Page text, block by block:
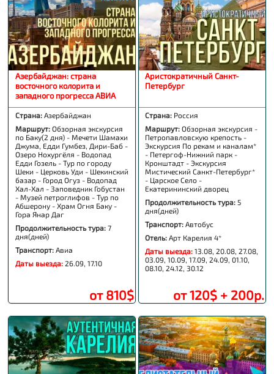
Азербайджан: страна
восточного колорита и
западного прогресса АВИА
Страна: Азербайджан
Маршрут: Обзорная экскурсия
по Баку(2 дня) - Мечети Шамахи
Джума, Едди Гумбез, Дири-Баб -
Озеро Нохургёля - Водопад
Едди Гозель - Тур по городу
Шеки - Церковь Уди - Шекинский
базар - Город Огуз - Водопад
Хал-Хал - Заповедник Гобустан
- Музей петроглифов - Тур по
Абшерону - Храм Огня Баку -
Гора Янар Даг
Продолжительность тура: 7
дня(дней)
Транспорт: Авиа
Даты выезда: 26.09, 17.10
от 810$
Аристократичный Санкт-
Петербург
Страна: Россия
Маршрут:Обзорная экскурсия -
Петропавловскую крепость -
Экскурсия По рекам и каналам*
- Петергоф-Нижний парк -
Кронштадт - Экскурсия
Мистический Санкт-Петербург*
- Царское Село -
Екатерининский дворец
Продолжительность тура: 5
дня(дней)
Транспорт:Автобус
Отель:Арт Карелия 4*
Даты выезда:13.08, 20.08, 27.08,
03.09, 10.09, 17.09, 24.09, 01.10,
08.10, 24.12, 30.12
от 120$ + 200р.